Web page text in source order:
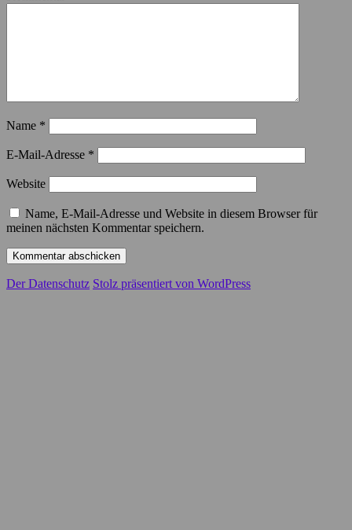
Name *
E-Mail-Adresse *
Website
Name, E-Mail-Adresse und Website in diesem Browser für
meinen nächsten Kommentar speichern.
Der Datenschutz Stolz präsentiert von WordPress